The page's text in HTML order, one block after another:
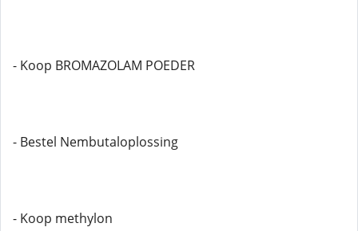
- Koop BROMAZOLAM POEDER
- Bestel Nembutaloplossing
- Koop methylon